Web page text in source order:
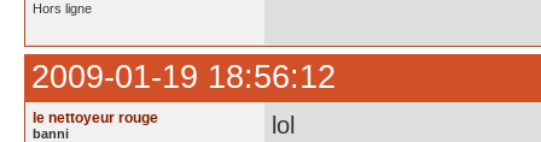
Hors ligne
2009-01-19 18:56:12
le nettoyeur rouge
banni lol